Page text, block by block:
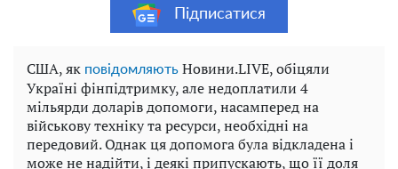
Підписатися
США, як повідомляють Новини.LIVE, обіцяли
Україні фінпідтримку, але недоплатили 4
мільярди доларів допомоги, насамперед на
військову техніку та ресурси, необхідні на
передовий. Однак ця допомога була відкладена і
може не надійти, і деякі припускають, що її доля